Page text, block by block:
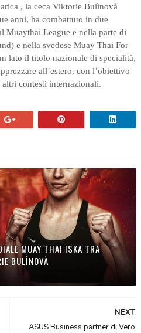
, la ceca Viktorie Bulìnovà
anni, ha combattuto in due
Muaythai League e nella parte di
e nella svedese Muay Thai For
lato il titolo nazionale di specialità,
all’estero, con l’obiettivo
altri contesti internazionali.
MUAY THAI ISKA TRA
BULÌNOVÀ
NEXT
ASUS Business partner di Vero